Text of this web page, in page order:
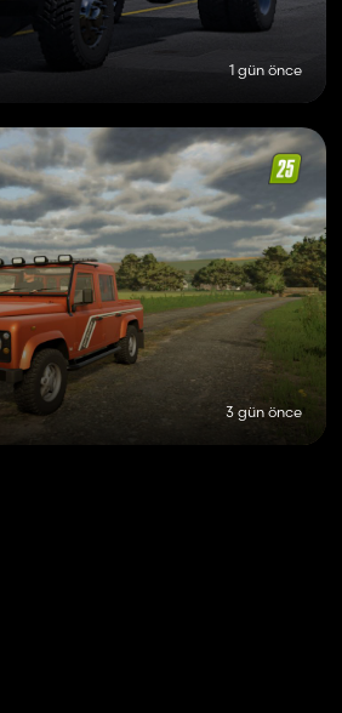
1 gün önce
3 gün önce